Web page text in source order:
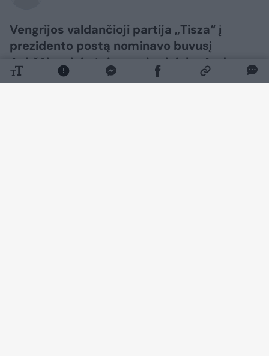
Vengrijos valdančioji partija „Tisza“ į
prezidento postą nominavo buvusį
Aukščiausiojo teismo pirmininką Andrasą
Baką.